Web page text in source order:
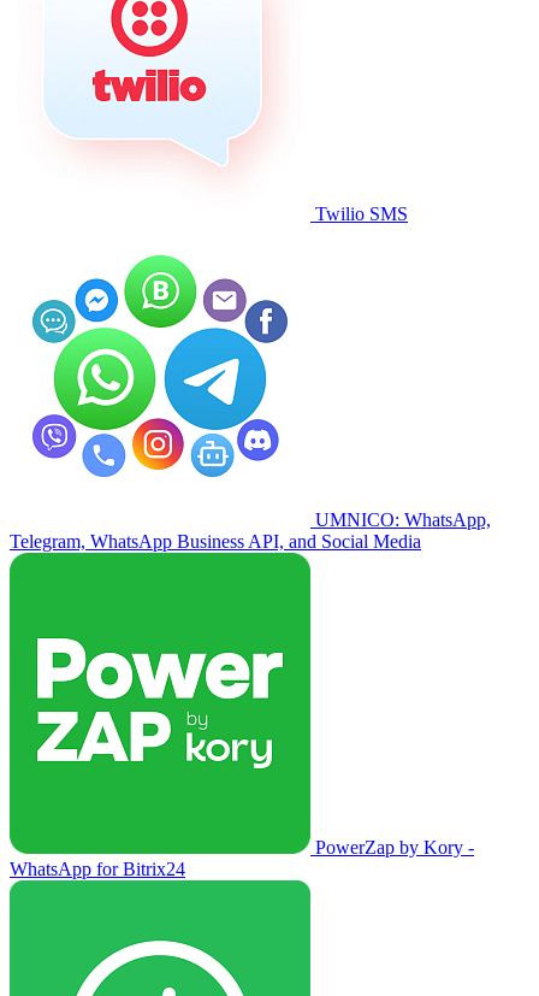
Twilio SMS
UMNICO: WhatsApp,
Telegram, WhatsApp Business API, and Social Media
PowerZap by Kory -
WhatsApp for Bitrix24